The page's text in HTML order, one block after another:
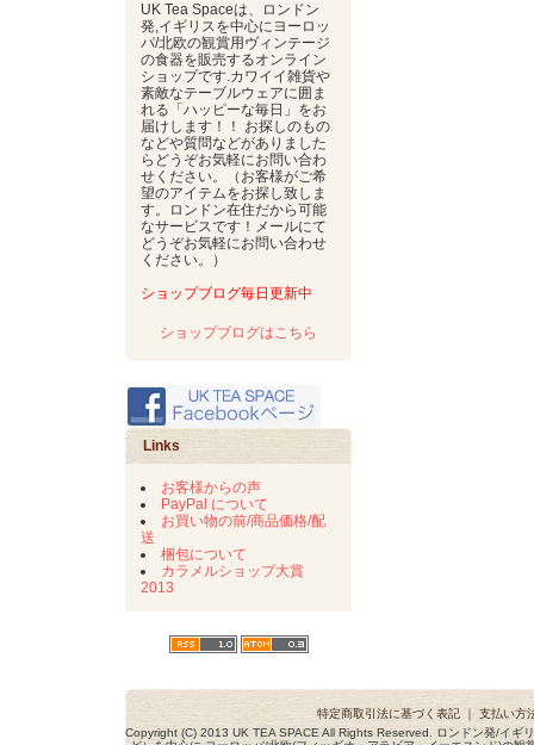
UK Tea Spaceは、ロンドン
発,イギリスを中心にヨーロッ
パ/北欧の観賞用ヴィンテージ
の食器を販売するオンライン
ショップです.カワイイ雑貨や
素敵なテーブルウェアに囲ま
れる「ハッピーな毎日」をお
届けします！！ お探しのもの
などや質問などがありました
らどうぞお気軽にお問い合わ
せください。（お客様がご希
望のアイテムをお探し致しま
す。ロンドン在住だから可能
なサービスです！メールにて
どうぞお気軽にお問い合わせ
ください。）
ショップブログ毎日更新中
ショップブログはこちら
Links
お客様からの声
PayPal について
お買い物の前/商品価格/配
送
梱包について
カラメルショップ大賞
2013
特定商取引法に基づく表記 ｜ 支払い方
Copyright (C) 2013 UK TEA SPACE All Rights Reserved. ロンドン発/イギ